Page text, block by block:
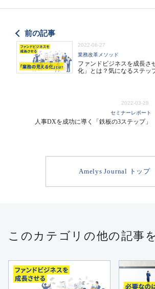
前の記事
2022-06-27
業務改革メソッド
ファンドビジネスを成長さ
化」とは？気になるステッ
2022-03-28
セミナーレポート
人事DXを成功に導く「鉄板の3ステップ」
Amelys Journal トップ
このカテゴリの他の記事